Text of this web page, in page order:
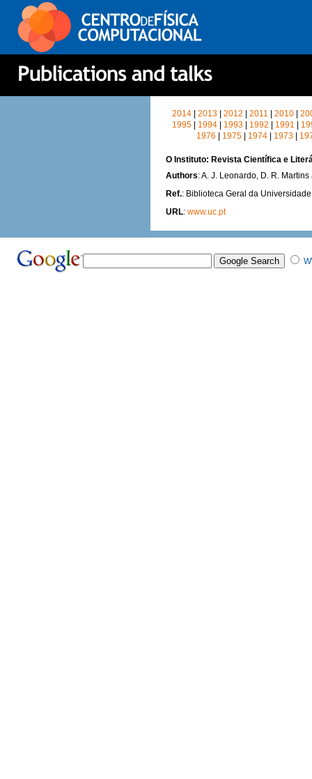
2014 |2013 |2012 |2011 |2010 |
1995| 1994| 1993| 1992 1991
1976
1975 1974 1973
O Instituto: Revista Científica e
Authors: A. J. Leonardo, D. R.
Ref.: Biblioteca Geral da
URL: www.uc.pt